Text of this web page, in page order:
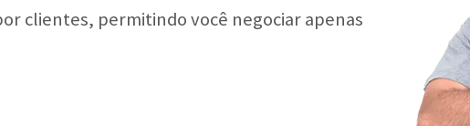
clientes, permitindo você negociar apenas